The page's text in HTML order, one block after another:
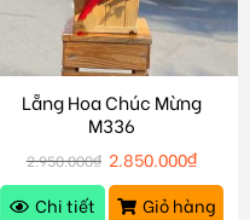
Lẵng Hoa Chúc Mừng
M336
2.950.000₫ 2.850.000₫
Chi tiết
Giỏ hàng